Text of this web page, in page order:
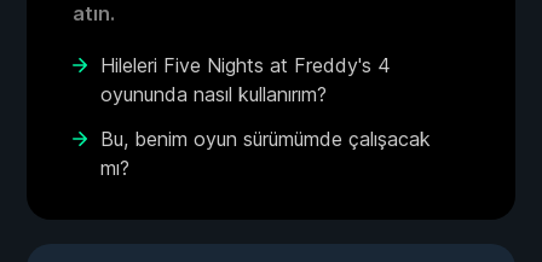
atın.
Hileleri Five Nights at Freddy's 4
oyununda nasıl kullanırım?
Bu, benim oyun sürümümde çalışacak
mı?